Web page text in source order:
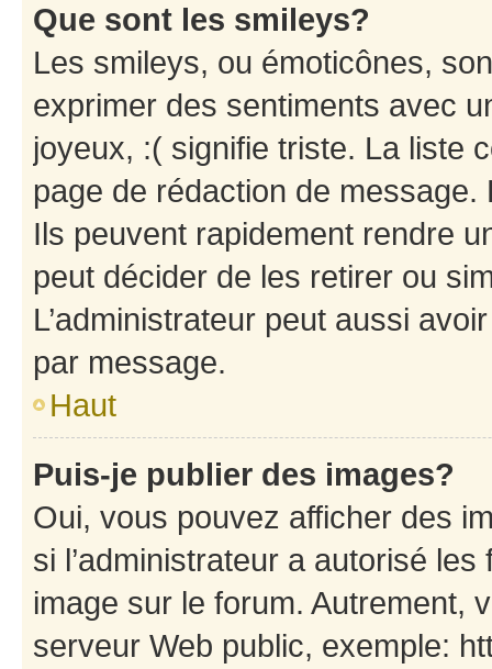
Que sont les smileys?
Les smileys, ou émoticônes,
exprimer des sentiments avec
joyeux, :( signifie triste. La liste
page de rédaction de
Ils peuvent rapidement rendre
peut décider de les retirer ou
L’administrateur peut aussi
par message.
Haut
Puis-je publier des images?
Oui, vous pouvez afficher des
si l’administrateur a autorisé
image sur le forum. Autrement,
serveur Web public, exemple: